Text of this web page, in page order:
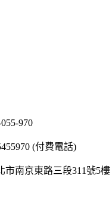
970
(付費電話)
市南京東路三段311號5樓